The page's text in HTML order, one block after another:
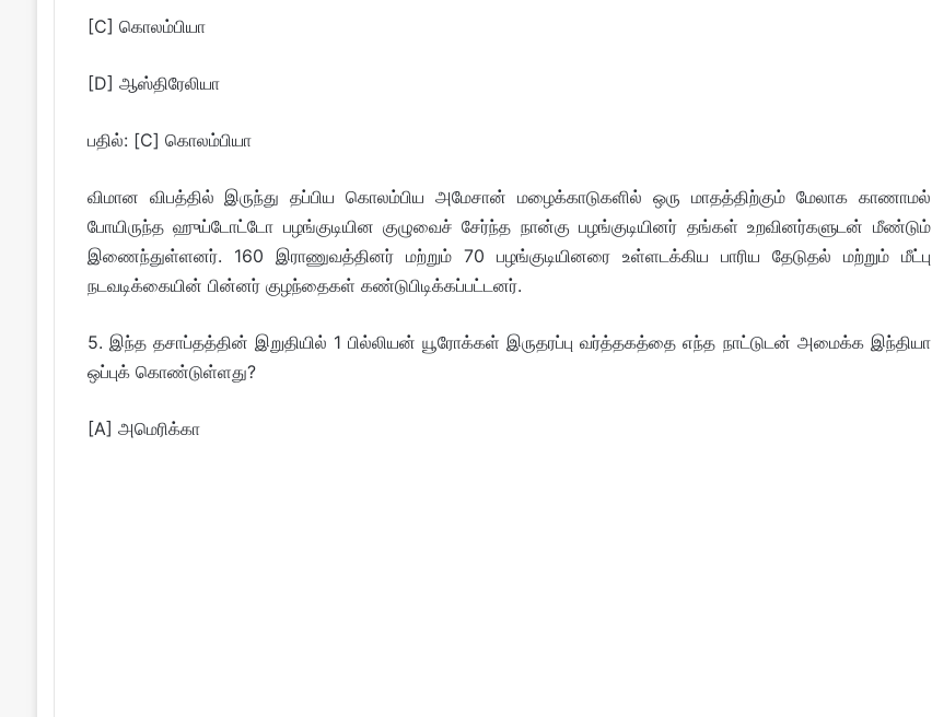
[C] கொலம்பியா
[D] ஆஸ்திரேலியா
பதில்: [C] கொலம்பியா
விமான விபத்தில் இருந்து தப்பிய கொலம்பிய அமேசான் மழைக்காடுகளில் ஒரு மாதத்திற்கும் மேலாக காணாமல்
போயிருந்த ஹுய்டோட்டோ பழங்குடியின குழுவைச் சேர்ந்த நான்கு பழங்குடியினர் தங்கள் உறவினர்களுடன் மீண்டும்
இணைந்துள்ளனர். 160 இராணுவத்தினர் மற்றும் 70 பழங்குடியினரை உள்ளடக்கிய பாரிய தேடுதல் மற்றும் மீட்பு
நடவடிக்கையின் பின்னர் குழந்தைகள் கண்டுபிடிக்கப்பட்டனர்.
5. இந்த தசாப்தத்தின் இறுதியில் 1 பில்லியன் யூரோக்கள் இருதரப்பு வர்த்தகத்தை எந்த நாட்டுடன் அமைக்க இந்தியா
ஒப்புக் கொண்டுள்ளது?
[A] அமெரிக்கா